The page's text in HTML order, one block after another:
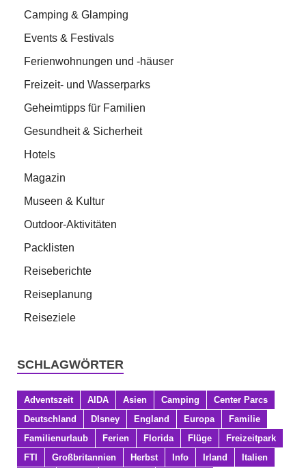
Camping & Glamping
Events & Festivals
Ferienwohnungen und -häuser
Freizeit- und Wasserparks
Geheimtipps für Familien
Gesundheit & Sicherheit
Hotels
Magazin
Museen & Kultur
Outdoor-Aktivitäten
Packlisten
Reiseberichte
Reiseplanung
Reiseziele
SCHLAGWÖRTER
Adventszeit AIDA Asien Camping
Center Parcs
Deutschland
DIsney England Europa
Familie
Familienurlaub
Ferien Florida Flüge
Freizeitpark
FTI
Großbritannien Herbst Info Irland
Italien